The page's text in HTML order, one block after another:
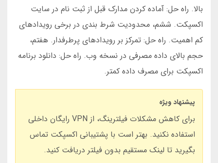
بالا. راه حل: آماده کردن مدارک قبل از ثبت نام در سایت
اکسپکت. ششم، محدودیت شرط بندی در برخی رویدادهای
کم اهمیت. راه حل: تمرکز بر رویدادهای پرطرفدار. هفتم،
حجم بالای داده مصرفی در نسخه وب. راه حل: دانلود برنامه
اکسپکت برای مصرف داده کمتر.
پیشنهاد ویژه
برای کاهش مشکلات فیلترینگ، از VPN رایگان داخلی
استفاده نکنید. بهتر است با پشتیبانی اکسپکت تماس
بگیرید تا لینک مستقیم بدون فیلتر دریافت کنید.